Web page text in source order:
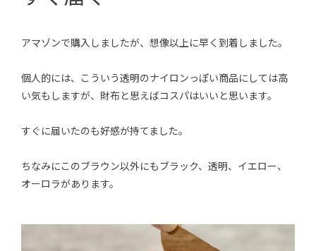
アマゾンで購入しましたが、想像以上に早く到着しました。
個人的には、こういう透明のナイロンっぽい商品にしては高
い気もしますが、財布と思えばコスパはいいと思います。
すぐに届いたのも好感が持てました。
ちなみにこのブラウン以外にもブラック、透明、イエロー、
オーロラがあります。